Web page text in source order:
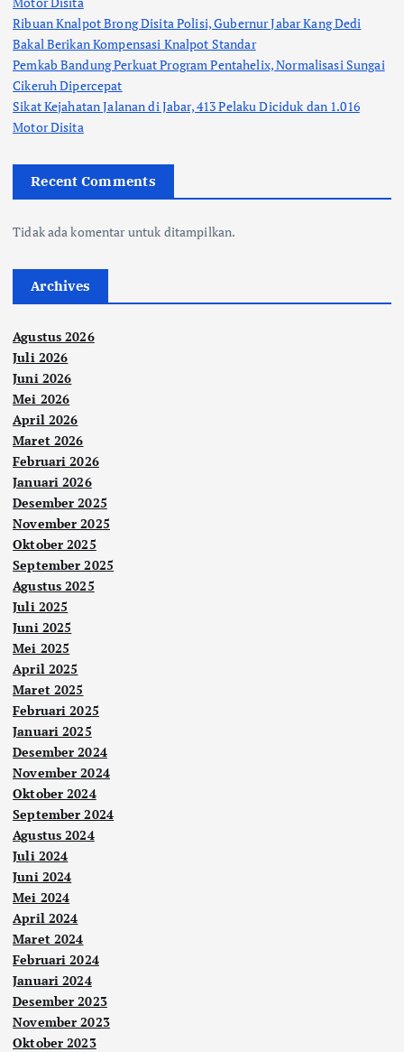
Ribuan Knalpot Brong Disita Polisi, Gubernur Jabar Kang Dedi
Bakal Berikan Kompensasi Knalpot Standar
Pemkab Bandung Perkuat Program Pentahelix, Normalisasi Sungai
Cikeruh Dipercepat
Sikat Kejahatan Jalanan di Jabar, 413 Pelaku Diciduk dan 1.016
Motor Disita
Recent Comments
Tidak ada komentar untuk ditampilkan.
Archives
Agustus 2026
Juli 2026
Juni 2026
Mei 2026
April 2026
Maret 2026
Februari 2026
Januari 2026
Desember 2025
November 2025
Oktober 2025
September 2025
Agustus 2025
Juli 2025
Juni 2025
Mei 2025
April 2025
Maret 2025
Februari 2025
Januari 2025
Desember 2024
November 2024
Oktober 2024
September 2024
Agustus 2024
Juli 2024
Juni 2024
Mei 2024
April 2024
Maret 2024
Februari 2024
Januari 2024
Desember 2023
November 2023
Oktober 2023